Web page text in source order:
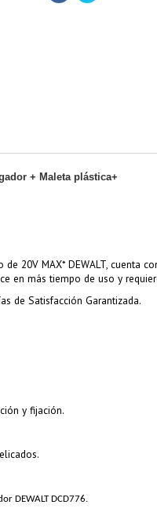
+ Maleta plástica+
20V MAX* DEWALT, cuenta
en más tiempo de uso y
de Satisfacción Garantizada.
y fijación.
DEWALT DCD776.